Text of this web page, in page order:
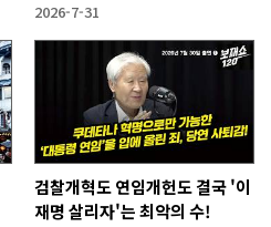
2026-7-31
검찰개혁도 연임개헌도 결국 '이
재명 살리자'는 최악의 수!